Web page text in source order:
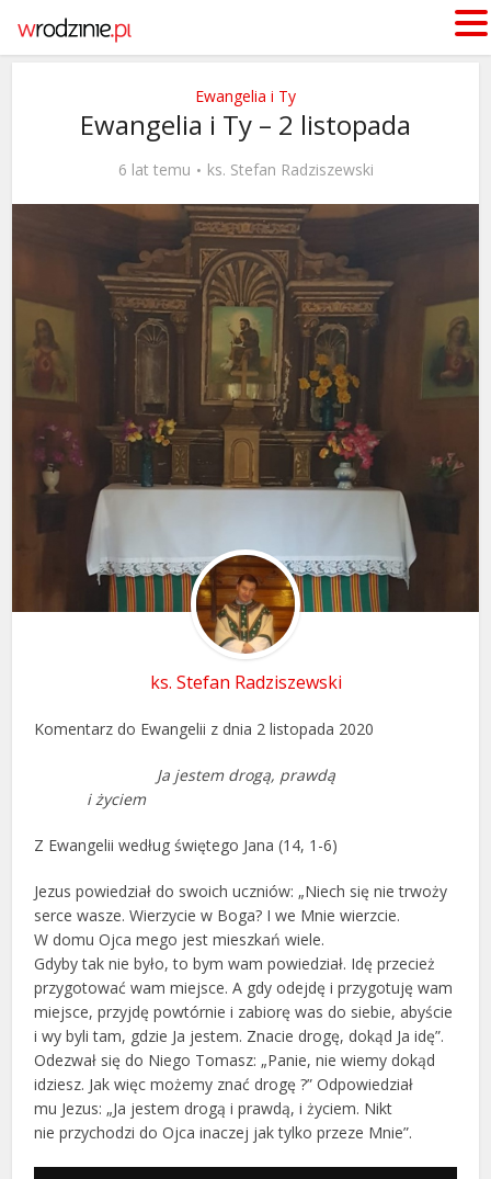
Ewangelia i Ty
Ewangelia i Ty – 2 listopada
6 lat temu ks. Stefan Radziszewski
ks. Stefan Radziszewski
Komentarz do Ewangelii z dnia 2 listopada 2020
Ja jestem drogą, prawdą
i życiem
Z Ewangelii według świętego Jana (14, 1-6)
Jezus powiedział do swoich uczniów: „Niech się nie trwoży
serce wasze. Wierzycie w Boga? I we Mnie wierzcie.
W domu Ojca mego jest mieszkań wiele.
Gdyby tak nie było, to bym wam powiedział. Idę przecież
przygotować wam miejsce. A gdy odejdę i przygotuję wam
miejsce, przyjdę powtórnie i zabiorę was do siebie, abyście
i wy byli tam, gdzie Ja jestem. Znacie drogę, dokąd Ja idę”.
Odezwał się do Niego Tomasz: „Panie, nie wiemy dokąd
idziesz. Jak więc możemy znać drogę ?” Odpowiedział
mu Jezus: „Ja jestem drogą i prawdą, i życiem. Nikt
nie przychodzi do Ojca inaczej jak tylko przeze Mnie”.